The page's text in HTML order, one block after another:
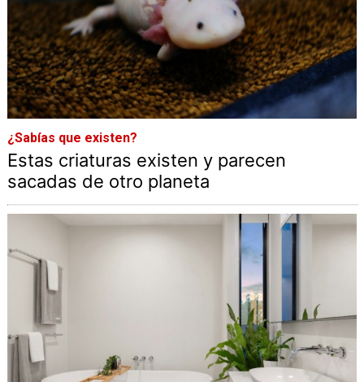
¿Sabías que existen?
Estas criaturas existen y parecen
sacadas de otro planeta